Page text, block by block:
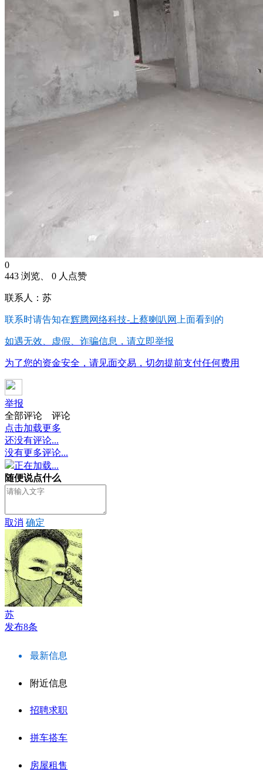
0
443 浏览、 0 人点赞
联系人：苏
联系时请告知在辉腾网络科技-上蔡喇叭网 上面看到的
如遇无效、虚假、诈骗信息，请立即举报
为了您的资金安全，请见面交易，切勿提前支付任何费用
举报
全部评论
评论
点击加载更多
还没有评论...
没有更多评论...
正在加载...
随便说点什么
取消 确定
苏
发布8条
最新信息
附近信息
招聘求职
拼车搭车
房屋租售